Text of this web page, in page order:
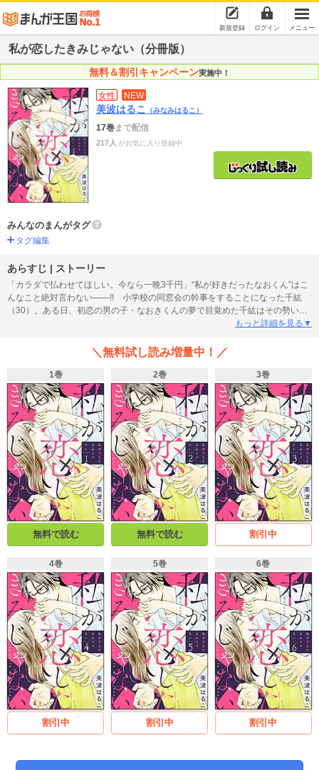
新規登録 ログイン メニュー
私が恋したきみじゃない（分冊版）
無料＆割引キャンペーン実施中！
女性 NEW
美波はるこ （みなみはるこ）
17巻まで配信
217人 がお気に入り登録中
みんなのまんがタグ
タグ編集
あらすじ | ストーリー
「カラダで払わせてほしい。今なら一晩3千円」“私が好きだったなおくん”はこ
んなこと絶対言わない――!! 小学校の同窓会の幹事をすることになった千紘
（30）。ある日、初恋の男の子・なおきくんの夢で目覚めた千紘はその勢いで
約20年ぶりに彼の実家に同窓会の案内状を送ってみる。同窓会当日、“なおきく
になっていた！ さらに無一文なことが発覚すると、とんでもない提案をして
きて――？ 淡い恋の思い出と、少しの下心が打ち砕かれた先にあるのは……
一筋縄ではいかない新たな恋!?
もっと詳細を見る▼
＼無料試し読み増量中！／
1巻
無料で読む
2巻
無料で読む
3巻
割引中
4巻
割引中
5巻
割引中
6巻
割引中